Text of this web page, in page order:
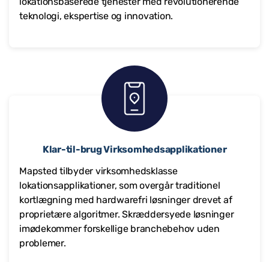
teknologi, ekspertise og innovation.
Klar-til-brug Virksomhedsapplikationer
Mapsted tilbyder virksomhedsklasse
lokationsapplikationer, som overgår traditionel
kortlægning med hardwarefri løsninger drevet af
proprietære algoritmer. Skræddersyede løsninger
imødekommer forskellige branchebehov uden
problemer.